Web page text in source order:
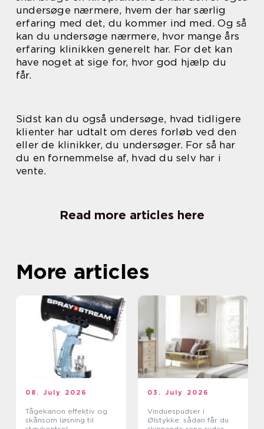
undersøge nærmere, hvem der har særlig
erfaring med det, du kommer ind med. Og så
kan du undersøge nærmere, hvor mange års
erfaring klinikken generelt har. For det kan
have noget at sige for, hvor god hjælp du
får.
Sidst kan du også undersøge, hvad tidligere
klienter har udtalt om deres forløb ved den
eller de klinikker, du undersøger. For så har
du en fornemmelse af, hvad du selv har i
vente.
Read more articles here
More articles
08. July 2026
Tågekanon effektiv og
skånsom løsning til
03. July 2026
Vinduespudser i
Ølstykke: sådan får du